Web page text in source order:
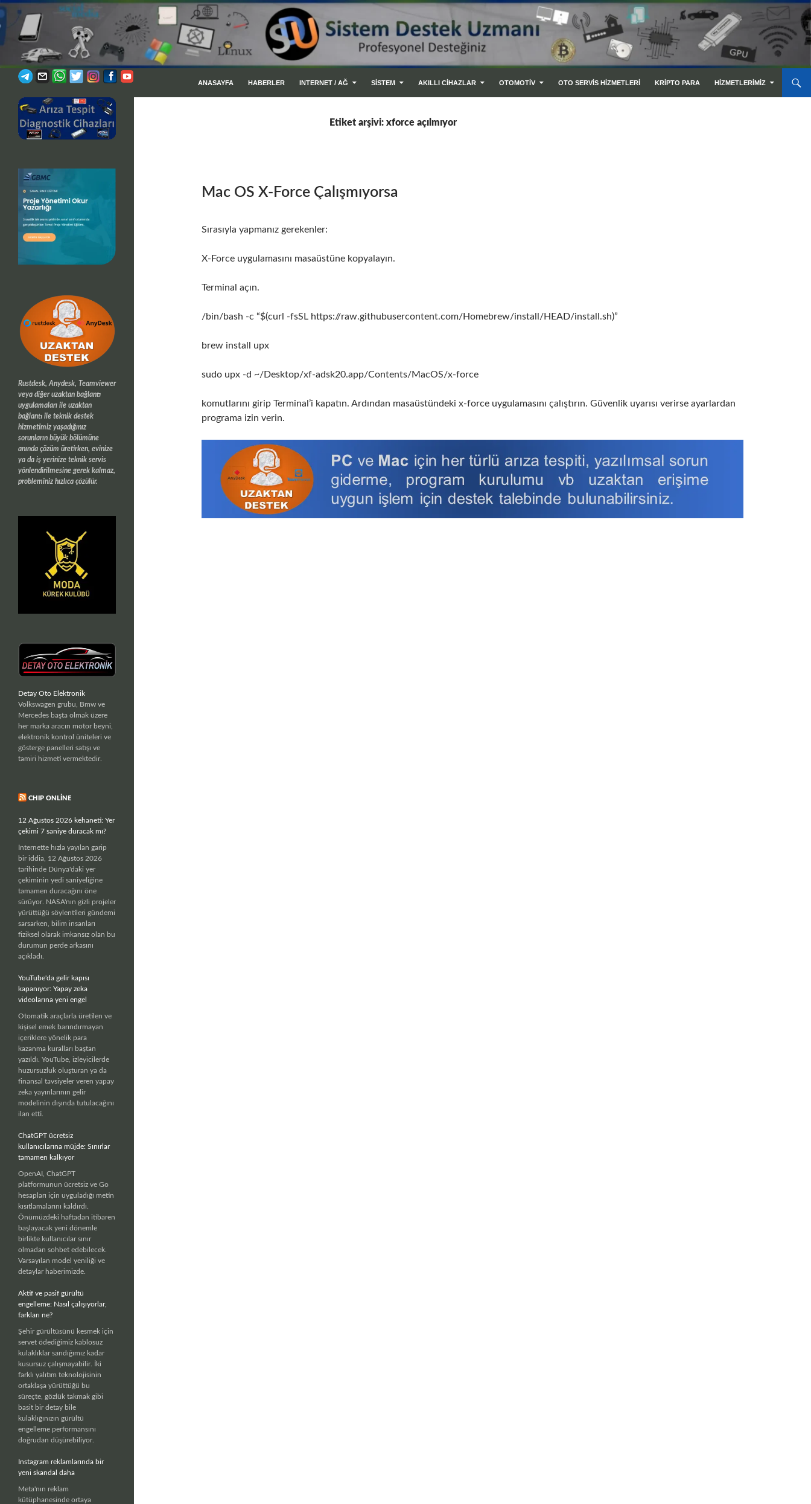
ANASAYFA
HABERLER INTERNET / AĞ SİSTEM AKILLI CIHAZLAR OTOMOTİV OTO SERVIS HIZMETLERI KRIPTO PARA HIZMETLERIMIZ
Etiket arşivi: xforce açılmıyor
Mac OS X-Force Çalışmıyorsa
Sırasıyla yapmanız gerekenler:
X-Force uygulamasını masaüstüne kopyalayın.
Terminal açın.
/bin/bash -c “$(curl -fsSL https://raw.githubusercontent.com/Homebrew/install/HEAD/install.sh)”
brew install upx
sudo upx -d ~/Desktop/xf-adsk20.app/Contents/MacOS/x-force
komutlarını girip Terminal’i kapatın. Ardından masaüstündeki x-force uygulamasını çalıştırın. Güvenlik uyarısı verirse ayarlardan
programa izin verin.
Rustdesk, Anydesk, Teamviewer
veya diğer uzaktan bağlantı
uygulamaları ile uzaktan
bağlantı ile teknik destek
hizmetimiz yaşadığınız
sorunların büyük bölümüne
anında çözüm üretirken, evinize
ya da iş yerinize teknik servis
yönlendirilmesine gerek kalmaz,
probleminiz hızlıca çözülür.
Detay Oto Elektronik
Volkswagen grubu, Bmw ve
Mercedes başta olmak üzere
her marka aracın motor beyni,
elektronik kontrol üniteleri ve
gösterge panelleri satışı ve
tamiri hizmeti vermektedir.
CHIP ONLINE
12 Ağustos 2026 kehaneti: Yer
çekimi 7 saniye duracak mı?
İnternette hızla yayılan garip
bir iddia, 12 Ağustos 2026
tarihinde Dünya'daki yer
çekiminin yedi saniyeliğine
tamamen duracağını öne
sürüyor. NASA'nın gizli projeler
yürüttüğü söylentileri gündemi
sarsarken, bilim insanları
fiziksel olarak imkansız olan bu
durumun perde arkasını
açıkladı.
YouTube'da gelir kapısı
kapanıyor: Yapay zeka
videolarına yeni engel
Otomatik araçlarla üretilen ve
kişisel emek barındırmayan
içeriklere yönelik para
kazanma kuralları baştan
yazıldı. YouTube, izleyicilerde
huzursuzluk oluşturan ya da
finansal tavsiyeler veren yapay
zeka yayınlarının gelir
modelinin dışında tutulacağını
ilan etti.
ChatGPT ücretsiz
kullanıcılarına müjde: Sınırlar
tamamen kalkıyor
OpenAI, ChatGPT
platformunun ücretsiz ve Go
hesapları için uyguladığı metin
kısıtlamalarını kaldırdı.
Önümüzdeki haftadan itibaren
başlayacak yeni dönemle
birlikte kullanıcılar sınır
olmadan sohbet edebilecek.
Varsayılan model yeniliği ve
detaylar haberimizde.
Aktif ve pasif gürültü
engelleme: Nasıl çalışıyorlar,
farkları ne?
Şehir gürültüsünü kesmek için
servet ödediğimiz kablosuz
kulaklıklar sandığımız kadar
kusursuz çalışmayabilir. İki
farklı yalıtım teknolojisinin
ortaklaşa yürüttüğü bu
süreçte, gözlük takmak gibi
basit bir detay bile
kulaklığınızın gürültü
engelleme performansını
doğrudan düşürebiliyor.
Instagram reklamlarında bir
yeni skandal daha
Meta'nın reklam
kütüphanesinde ortaya